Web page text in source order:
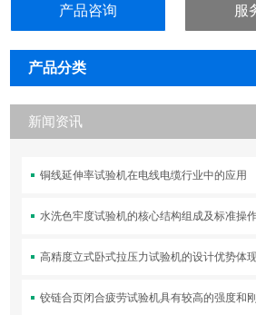
产品咨询 服
产品分类
新闻资讯
铜线延伸率试验机在电线电缆行业中的应用
水洗色牢度试验机的核心结构组成及标准操
高精度立式卧式拉压力试验机的设计优势体
铰链合页闭合疲劳试验机具有较高的强度和